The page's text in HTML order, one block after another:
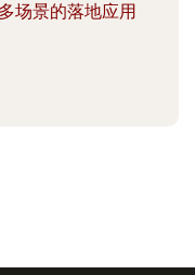
场景的落地应用